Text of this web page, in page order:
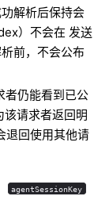
解析后保持会
）不会在 发送
前，不会公布
者仍能看到已公
请求者返回明
退回使用其他请
agentSessionKey